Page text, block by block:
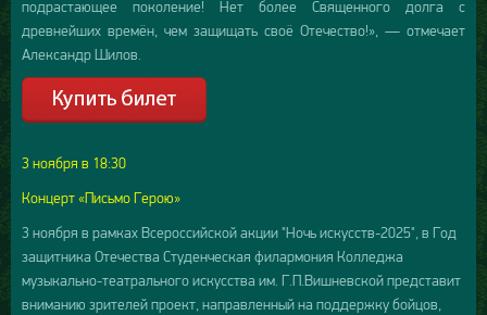
подрастающее поколение! Нет более Священного долга с
древнейших времён, чем защищать своё Отечество!», — отмечает
Александр Шилов.
3 ноября в 18:30
Концерт «Письмо Герою»
3 ноября в рамках Всероссийской акции "Ночь искусств-2025", в Год
защитника Отечества Студенческая филармония Колледжа
музыкально-театрального искусства им. Г.П.Вишневской представит
вниманию зрителей проект, направленный на поддержку бойцов,